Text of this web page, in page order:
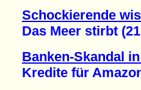
Schockierende
Das Meer stirbt
Banken-Skandal
Kredite für